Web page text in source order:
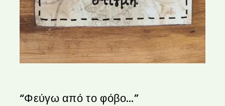
“Φεύγω από το φόβο…”